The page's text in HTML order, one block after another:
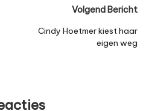
Volgend Bericht
Cindy Hoetmer kiest haar
eigen weg